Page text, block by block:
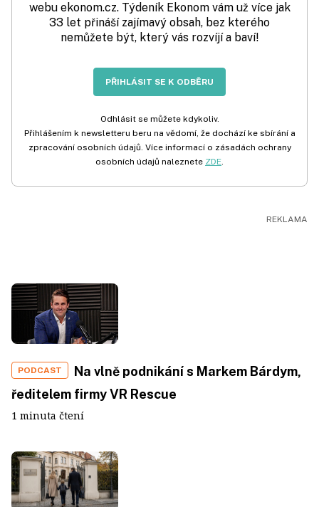
webu ekonom.cz. Týdeník Ekonom vám už více jak
33 let přináší zajímavý obsah, bez kterého
nemůžete být, který vás rozvíjí a baví!
PŘIHLÁSIT SE K ODBĚRU
Odhlásit se můžete kdykoliv.
Přihlášením k newsletteru beru na vědomí, že dochází ke sbírání a
zpracování osobních údajů. Více informací o zásadách ochrany
osobních údajů naleznete ZDE.
PODCAST
Na vlně podnikání s Markem Bárdym,
ředitelem firmy VR Rescue
1 minuta čtení